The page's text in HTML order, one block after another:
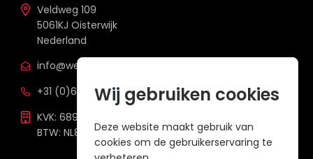
Veldweg 109
5061KJ Oisterwijk
Nederland
info@welzh.nl
+31 (0)6 26 51 83 20
KVK: 68977387
BTW: NL857672988B01
Wij gebruiken cookies
Deze website maakt gebruik van
cookies om de gebruikerservaring te